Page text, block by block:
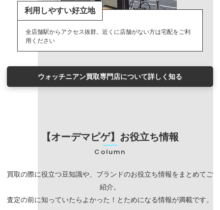
利用しやすい好立地
全店舗駅からアクセス抜群。近くに店舗がない方は宅配をご利
用ください
ウォッチニアン買取専門店について詳しく知る
【オーデマピゲ】お役立ち情報
Column
買取の際に役立つ豆知識や、ブランドのお役立ち情報をまとめてご
紹介。
査定の前に知っていたらよかった！とためになる情報が満載です。